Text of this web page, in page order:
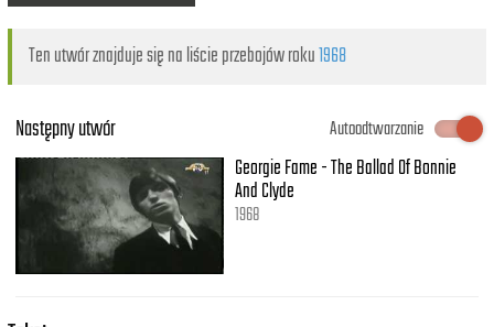
Ten utwór znajduje się na liście przebojów roku1968
Następny utwór
Autoodtwarzanie
Georgie Fame - The Ballad Of Bonnie
And Clyde
1968